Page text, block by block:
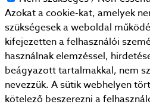
Azokat a cookie-kat, amelyek
szükségesek a weboldal
kifejezetten a felhasználói
használnak elemzéssel,
beágyazott tartalmakkal, nem
nevezzük. A sütik webhelyen
kötelező beszerezni a